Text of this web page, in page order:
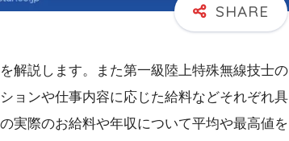
解説します。また第一級陸上特殊無線技士の
ョンや仕事内容に応じた給料などそれぞれ具
実際のお給料や年収について平均や最高値を